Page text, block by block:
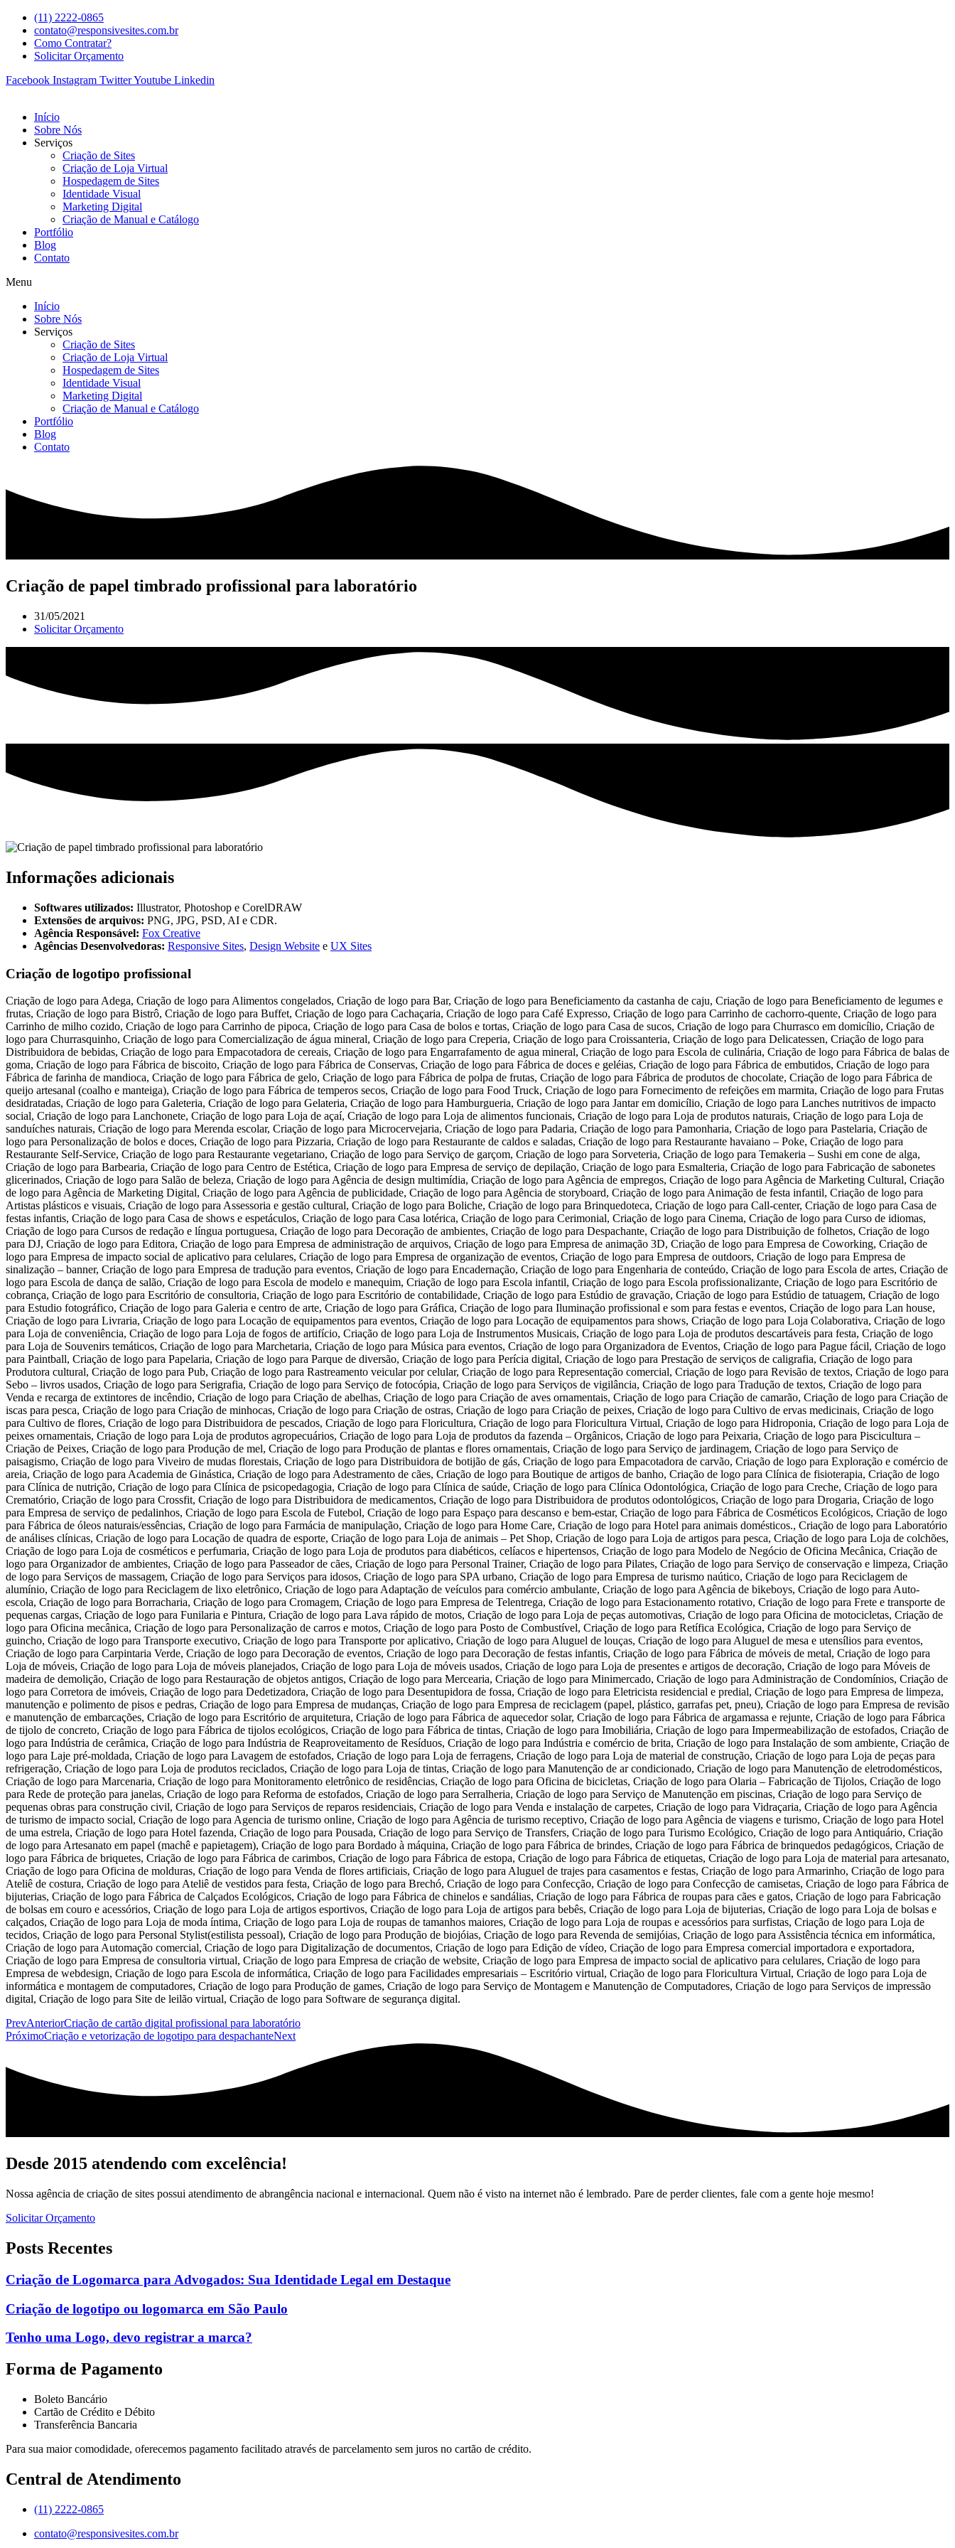
(11) 2222-0865
contato@responsivesites.com.br
Como Contratar?
Solicitar Orçamento
Facebook Instagram TwitterYoutube Linkedin
Início
Sobre Nós
Serviços
Criação de Sites
Criação de Loja Virtual
Hospedagem de Sites
Identidade Visual
Marketing Digital
Criação de Manual e Catálogo
Portfólio
Blog
Contato
Menu
Início
Sobre Nós
Serviços
Criação de Sites
Criação de Loja Virtual
Hospedagem de Sites
Identidade Visual
Marketing Digital
Criação de Manual e Catálogo
Portfólio
Blog
Contato
Criação de papel timbrado profissional para laboratório
31/05/2021
Solicitar Orçamento
Informações adicionais
Softwares utilizados: Illustrator, Photoshop e CorelDRAW
Extensões de arquivos: PNG, JPG, PSD, AI e CDR.
Agência Responsável: Fox Creative
Agências Desenvolvedoras: Responsive Sites, Design Website e UX Sites
Criação de logotipo profissional
Criação de logo para Adega, Criação de logo para Alimentos congelados, Criação de logo para Bar, Criação de logo para Beneficiamento da castanha de caju, Criação de logo para Beneficiamento de legumes e frutas, Criação de logo para Bistrô, Criação de logo para Buffet, Criação de logo para Cachaçaria, Criação de logo para Café Expresso, Criação de logo para Carrinho de cachorro-quente, Criação de logo para Carrinho de milho cozido, Criação de logo para Carrinho de pipoca, Criação de logo para Casa de bolos e tortas, Criação de logo para Casa de sucos, Criação de logo para Churrasco em domicílio, Criação de logo para Churrasquinho, Criação de logo para Comercialização de água mineral, Criação de logo para Creperia, Criação de logo para Croissanteria, Criação de logo para Delicatessen, Criação de logo para Distribuidora de bebidas, Criação de logo para Empacotadora de cereais, Criação de logo para Engarrafamento de agua mineral, Criação de logo para Escola de culinária, Criação de logo para Fábrica de balas de goma, Criação de logo para Fábrica de biscoito, Criação de logo para Fábrica de Conservas, Criação de logo para Fábrica de doces e geléias, Criação de logo para Fábrica de embutidos, Criação de logo para Fábrica de farinha de mandioca, Criação de logo para Fábrica de gelo, Criação de logo para Fábrica de polpa de frutas, Criação de logo para Fábrica de produtos de chocolate, Criação de logo para Fábrica de queijo artesanal (coalho e manteiga), Criação de logo para Fábrica de temperos secos, Criação de logo para Food Truck, Criação de logo para Fornecimento de refeições em marmita, Criação de logo para Frutas desidratadas, Criação de logo para Galeteria, Criação de logo para Gelateria, Criação de logo para Hamburgueria, Criação de logo para Jantar em domicílio, Criação de logo para Lanches nutritivos de impacto social, Criação de logo para Lanchonete, Criação de logo para Loja de açaí, Criação de logo para Loja de alimentos funcionais, Criação de logo para Loja de produtos naturais, Criação de logo para Loja de sanduíches naturais, Criação de logo para Merenda escolar, Criação de logo para Microcervejaria, Criação de logo para Padaria, Criação de logo para Pamonharia, Criação de logo para Pastelaria, Criação de logo para Personalização de bolos e doces, Criação de logo para Pizzaria, Criação de logo para Restaurante de caldos e saladas, Criação de logo para Restaurante havaiano – Poke, Criação de logo para Restaurante Self-Service, Criação de logo para Restaurante vegetariano, Criação de logo para Serviço de garçom, Criação de logo para Sorveteria, Criação de logo para Temakeria – Sushi em cone de alga, Criação de logo para Barbearia, Criação de logo para Centro de Estética, Criação de logo para Empresa de serviço de depilação, Criação de logo para Esmalteria, Criação de logo para Fabricação de sabonetes glicerinados, Criação de logo para Salão de beleza, Criação de logo para Agência de design multimídia, Criação de logo para Agência de empregos, Criação de logo para Agência de Marketing Cultural, Criação de logo para Agência de Marketing Digital, Criação de logo para Agência de publicidade, Criação de logo para Agência de storyboard, Criação de logo para Animação de festa infantil, Criação de logo para Artistas plásticos e visuais, Criação de logo para Assessoria e gestão cultural, Criação de logo para Boliche, Criação de logo para Brinquedoteca, Criação de logo para Call-center, Criação de logo para Casa de festas infantis, Criação de logo para Casa de shows e espetáculos, Criação de logo para Casa lotérica, Criação de logo para Cerimonial, Criação de logo para Cinema, Criação de logo para Curso de idiomas, Criação de logo para Cursos de redação e língua portuguesa, Criação de logo para Decoração de ambientes, Criação de logo para Despachante, Criação de logo para Distribuição de folhetos, Criação de logo para DJ, Criação de logo para Editora, Criação de logo para Empresa de administração de arquivos, Criação de logo para Empresa de animação 3D, Criação de logo para Empresa de Coworking, Criação de logo para Empresa de impacto social de aplicativo para celulares, Criação de logo para Empresa de organização de eventos, Criação de logo para Empresa de outdoors, Criação de logo para Empresa de sinalização – banner, Criação de logo para Empresa de tradução para eventos, Criação de logo para Encadernação, Criação de logo para Engenharia de conteúdo, Criação de logo para Escola de artes, Criação de logo para Escola de dança de salão, Criação de logo para Escola de modelo e manequim, Criação de logo para Escola infantil, Criação de logo para Escola profissionalizante, Criação de logo para Escritório de cobrança, Criação de logo para Escritório de consultoria, Criação de logo para Escritório de contabilidade, Criação de logo para Estúdio de gravação, Criação de logo para Estúdio de tatuagem, Criação de logo para Estudio fotográfico, Criação de logo para Galeria e centro de arte, Criação de logo para Gráfica, Criação de logo para Iluminação profissional e som para festas e eventos, Criação de logo para Lan house, Criação de logo para Livraria, Criação de logo para Locação de equipamentos para eventos, Criação de logo para Locação de equipamentos para shows, Criação de logo para Loja Colaborativa, Criação de logo para Loja de conveniência, Criação de logo para Loja de fogos de artifício, Criação de logo para Loja de Instrumentos Musicais, Criação de logo para Loja de produtos descartáveis para festa, Criação de logo para Loja de Souvenirs temáticos, Criação de logo para Marchetaria, Criação de logo para Música para eventos, Criação de logo para Organizadora de Eventos, Criação de logo para Pague fácil, Criação de logo para Paintball, Criação de logo para Papelaria, Criação de logo para Parque de diversão, Criação de logo para Perícia digital, Criação de logo para Prestação de serviços de caligrafia, Criação de logo para Produtora cultural, Criação de logo para Pub, Criação de logo para Rastreamento veicular por celular, Criação de logo para Representação comercial, Criação de logo para Revisão de textos, Criação de logo para Sebo – livros usados, Criação de logo para Serigrafia, Criação de logo para Serviço de fotocópia, Criação de logo para Serviços de vigilância, Criação de logo para Tradução de textos, Criação de logo para Venda e recarga de extintores de incêndio, Criação de logo para Criação de abelhas, Criação de logo para Criação de aves ornamentais, Criação de logo para Criação de camarão, Criação de logo para Criação de iscas para pesca, Criação de logo para Criação de minhocas, Criação de logo para Criação de ostras, Criação de logo para Criação de peixes, Criação de logo para Cultivo de ervas medicinais, Criação de logo para Cultivo de flores, Criação de logo para Distribuidora de pescados, Criação de logo para Floricultura, Criação de logo para Floricultura Virtual, Criação de logo para Hidroponia, Criação de logo para Loja de peixes ornamentais, Criação de logo para Loja de produtos agropecuários, Criação de logo para Loja de produtos da fazenda – Orgânicos, Criação de logo para Peixaria, Criação de logo para Piscicultura – Criação de Peixes, Criação de logo para Produção de mel, Criação de logo para Produção de plantas e flores ornamentais, Criação de logo para Serviço de jardinagem, Criação de logo para Serviço de paisagismo, Criação de logo para Viveiro de mudas florestais, Criação de logo para Distribuidora de botijão de gás, Criação de logo para Empacotadora de carvão, Criação de logo para Exploração e comércio de areia, Criação de logo para Academia de Ginástica, Criação de logo para Adestramento de cães, Criação de logo para Boutique de artigos de banho, Criação de logo para Clínica de fisioterapia, Criação de logo para Clínica de nutrição, Criação de logo para Clínica de psicopedagogia, Criação de logo para Clínica de saúde, Criação de logo para Clínica Odontológica, Criação de logo para Creche, Criação de logo para Crematório, Criação de logo para Crossfit, Criação de logo para Distribuidora de medicamentos, Criação de logo para Distribuidora de produtos odontológicos, Criação de logo para Drogaria, Criação de logo para Empresa de serviço de pedalinhos, Criação de logo para Escola de Futebol, Criação de logo para Espaço para descanso e bem-estar, Criação de logo para Fábrica de Cosméticos Ecológicos, Criação de logo para Fábrica de óleos naturais/essências, Criação de logo para Farmácia de manipulação, Criação de logo para Home Care, Criação de logo para Hotel para animais domésticos., Criação de logo para Laboratório de análises clínicas, Criação de logo para Locação de quadra de esporte, Criação de logo para Loja de animais – Pet Shop, Criação de logo para Loja de artigos para pesca, Criação de logo para Loja de colchões, Criação de logo para Loja de cosméticos e perfumaria, Criação de logo para Loja de produtos para diabéticos, celíacos e hipertensos, Criação de logo para Modelo de Negócio de Oficina Mecânica, Criação de logo para Organizador de ambientes, Criação de logo para Passeador de cães, Criação de logo para Personal Trainer, Criação de logo para Pilates, Criação de logo para Serviço de conservação e limpeza, Criação de logo para Serviços de massagem, Criação de logo para Serviços para idosos, Criação de logo para SPA urbano, Criação de logo para Empresa de turismo naútico, Criação de logo para Reciclagem de alumínio, Criação de logo para Reciclagem de lixo eletrônico, Criação de logo para Adaptação de veículos para comércio ambulante, Criação de logo para Agência de bikeboys, Criação de logo para Auto-escola, Criação de logo para Borracharia, Criação de logo para Cromagem, Criação de logo para Empresa de Telentrega, Criação de logo para Estacionamento rotativo, Criação de logo para Frete e transporte de pequenas cargas, Criação de logo para Funilaria e Pintura, Criação de logo para Lava rápido de motos, Criação de logo para Loja de peças automotivas, Criação de logo para Oficina de
PrevAnteriorCriação de cartão digital profissional para laboratório
PróximoCriação e vetorização de logotipo para despachanteNext
Desde 2015 atendendo com excelência!
Nossa agência de criação de sites possui atendimento de abrangência nacional e internacional. Quem não é visto na internet não é lembrado. Pare de perder clientes, fale com a gente hoje mesmo!
Solicitar Orçamento
Posts Recentes
Criação de Logomarca para Advogados: Sua Identidade Legal em Destaque
Criação de logotipo ou logomarca em São Paulo
Tenho uma Logo, devo registrar a marca?
Forma de Pagamento
Boleto Bancário
Cartão de Crédito e Débito
Transferência Bancaria
Para sua maior comodidade, oferecemos pagamento facilitado através de parcelamento sem juros no cartão de crédito.
Central de Atendimento
(11) 2222-0865
contato@responsivesites.com.br